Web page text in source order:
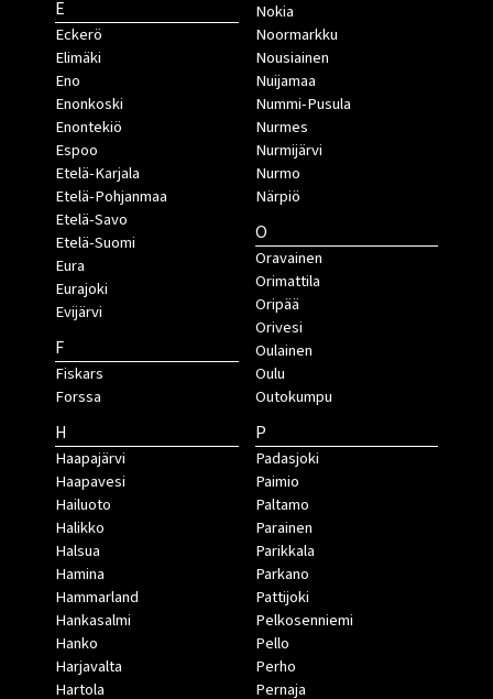
E
Eckerö
Elimäki
Eno
Enonkoski
Enontekiö
Espoo
Etelä-Karjala
Etelä-Pohjanmaa
Etelä-Savo
Etelä-Suomi
Eura
Eurajoki
Evijärvi
F
Fiskars
Forssa
H
Haapajärvi
Haapavesi
Hailuoto
Halikko
Halsua
Hamina
Hammarland
Hankasalmi
Hanko
Harjavalta
Hartola
Nokia
Noormarkku
Nousiainen
Nuijamaa
Nummi-Pusula
Nurmes
Nurmijärvi
Nurmo
Närpiö
O
Oravainen
Orimattila
Oripää
Orivesi
Oulainen
Oulu
Outokumpu
P
Padasjoki
Paimio
Paltamo
Parainen
Parikkala
Parkano
Pattijoki
Pelkosenniemi
Pello
Perho
Pernaja